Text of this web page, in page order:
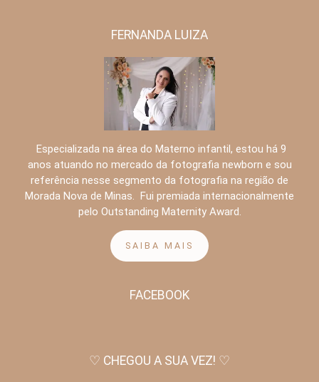
FERNANDA LUIZA
Especializada na área do Materno infantil, estou há 9
anos atuando no mercado da fotografia newborn e sou
referência nesse segmento da fotografia na região de
Morada Nova de Minas. Fui premiada internacionalmente
pelo Outstanding Maternity Award.
SAIBA MAIS
FACEBOOK
♡ CHEGOU A SUA VEZ! ♡